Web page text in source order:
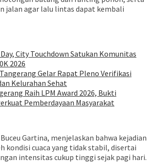
jalan agar lalu lintas dapat kembali
City Touchdown Satukan Komunitas
2026
Gelar Rapat Pleno Verifikasi
Kelurahan Sehat
Raih LPM Award 2026, Bukti
Pemberdayaan Masyarakat
Gartina, menjelaskan bahwa kejadian
kondisi cuaca yang tidak stabil, disertai
intensitas cukup tinggi sejak pagi hari.